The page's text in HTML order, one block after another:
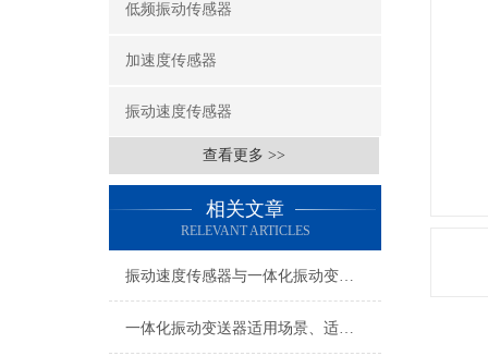
低频振动传感器
加速度传感器
振动速度传感器
查看更多 >>
相关文章
RELEVANT ARTICLES
振动速度传感器与一体化振动变送器现场工况适配及应用用途
一体化振动变送器适用场景、适用设备及安装位置详解